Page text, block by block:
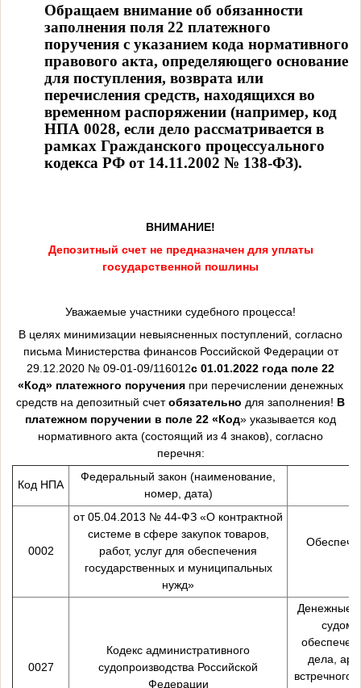
Обращаем внимание об обязанности
заполнения поля 22 платежного
поручения с указанием кода нормативного
правового акта, определяющего основание
для поступления, возврата или
перечисления средств, находящихся во
временном распоряжении (например, код
НПА 0028, если дело рассматривается в
рамках Гражданского процессуального
кодекса РФ от 14.11.2002 № 138-ФЗ).
ВНИМАНИЕ!
Депозитный счет не предназначен для уплаты
государственной пошлины
Уважаемые участники судебного процесса!
В целях минимизации невыясненных поступлений, согласно
письма Министерства финансов Российской Федерации от
29.12.2020 № 09-01-09/116012с 01.01.2022 года поле 22
«Код» платежного поручения при перечислении денежных
средств на депозитный счетобязательно для заполнения! В
платежном поручении в поле 22 «Код» указывается код
нормативного акта (состоящий из 4 знаков), согласно
перечня:
Код НПА
Федеральный закон (наименование,
номер, дата)
0002
от 05.04.2013 № 44-ФЗ «О контрактной
системе в сфере закупок товаров,
работ, услуг для обеспечения
государственных и муниципальных
нужд»
0027
Кодекс административного
судопроизводства Российской
Федерации
Денежные
судом
дела,